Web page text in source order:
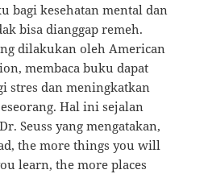
bagi kesehatan mental dan
bisa dianggap remeh.
dilakukan oleh American
membaca buku dapat
stres dan meningkatkan
Hal ini sejalan
Seuss yang mengatakan,
the more things you will
learn, the more places